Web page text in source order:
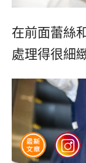
在前面蕾絲
處理得很細